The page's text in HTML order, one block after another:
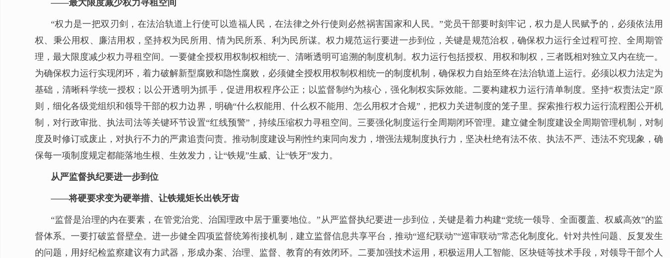
——最大限度减少权力寻租空间
“权力是一把双刃剑，在法治轨道上行使可以造福人民，在法律之外行使则必然祸害国家和人民。”党员干部要时刻牢记，权力是人民赋予的，必须依法用
权、秉公用权、廉洁用权，坚持权为民所用、情为民所系、利为民所谋。权力规范运行要进一步到位，关键是规范治权，确保权力运行全过程可控、全周期管
理，最大限度减少权力寻租空间。一要健全授权用权制权相统一、清晰透明可追溯的制度机制。权力运行包括授权、用权和制权，三者既相对独立又内在统一。
为确保权力运行实现闭环，着力破解新型腐败和隐性腐败，必须健全授权用权制权相统一的制度机制，确保权力自始至终在法治轨道上运行。必须以权力法定为
基础，清晰科学统一授权；以公开透明为抓手，促进用权程序公正；以监督制约为核心，强化制权实际效能。二要构建权力运行清单制度。坚持“权责法定”原
则，细化各级党组织和领导干部的权力边界，明确“什么权能用、什么权不能用、怎么用权才合规”，把权力关进制度的笼子里。探索推行权力运行流程图公开机
制，对行政审批、执法司法等关键环节设置“红线预警”，持续压缩权力寻租空间。三要强化制度运行全周期闭环管理。建立健全制度建设全周期管理机制，对制
度及时修订或废止，对执行不力的严肃追责问责。推动制度建设与刚性约束同向发力，增强法规制度执行力，坚决杜绝有法不依、执法不严、违法不究现象，确
保每一项制度规定都能落地生根、生效发力，让“铁规”生威、让“铁牙”发力。
从严监督执纪要进一步到位
——将硬要求变为硬举措、让铁规矩长出铁牙齿
“监督是治理的内在要素，在管党治党、治国理政中居于重要地位。”从严监督执纪要进一步到位，关键是着力构建“党统一领导、全面覆盖、权威高效”的监
督体系。一要打破监督壁垒。进一步健全四项监督统筹衔接机制，建立监督信息共享平台，推动“巡纪联动”“巡审联动”常态化制度化。针对共性问题、反复发生
的问题，用好纪检监察建议有力武器，形成办案、治理、监督、教育的有效闭环。二要加强技术运用，积极运用人工智能、区块链等技术手段，对领导干部个人